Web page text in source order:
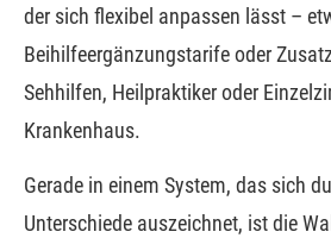
der sich flexibel anpassen lässt –
Beihilfeergänzungstarife oder
Sehhilfen, Heilpraktiker oder
Krankenhaus.
Gerade in einem System, das sich
Unterschiede auszeichnet, ist die